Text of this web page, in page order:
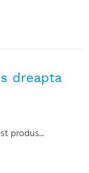
dreapta
produs...